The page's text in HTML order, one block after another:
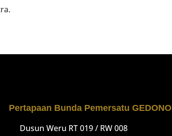
Pertapaan Bunda Pemersatu GEDONO
Dusun Weru RT 019 / RW 008